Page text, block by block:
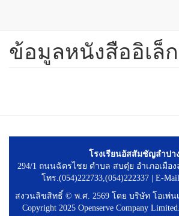
ข้าม
ข้อมูลหนังสืออิเล็
โรงเรียนอัสสัมชัญลำปา
294/1 ถนนฉัตรไชย ตำบล สบตุ๋ย อำเภอเมือง
โทร.(054)222733,(054)222337 | E-
สงวนลิขสิทธิ์ © พ.ศ. 2569 โดย บริษัท โอเพ่
Copyright 2025 Openserve Company